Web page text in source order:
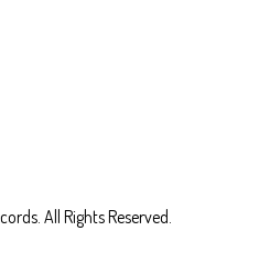
All Rights Reserved.